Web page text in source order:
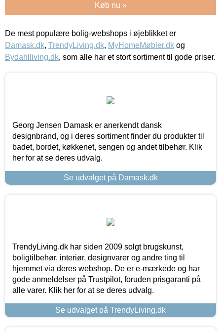
Køb nu »
De mest populære bolig-webshops i øjeblikket er
Damask.dk, TrendyLiving.dk, MyHomeMøbler.dk og
Bydahlliving.dk, som alle har et stort sortiment til gode priser.
Georg Jensen Damask er anerkendt dansk
designbrand, og i deres sortiment finder du produkter til
badet, bordet, køkkenet, sengen og andet tilbehør. Klik
her for at se deres udvalg.
Se udvalget på Damask.dk
TrendyLiving.dk har siden 2009 solgt brugskunst,
boligtilbehør, interiør, designvarer og andre ting til
hjemmet via deres webshop. De er e-mærkede og har
gode anmeldelser på Trustpilot, foruden prisgaranti på
alle varer. Klik her for at se deres udvalg.
Se udvalget på TrendyLiving.dk